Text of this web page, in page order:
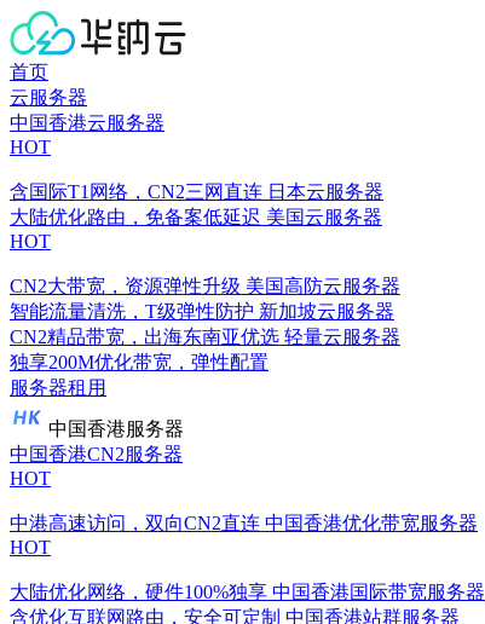
首页
云服务器
中国香港云服务器
HOT
含国际T1网络，CN2三网直连 日本云服务器
大陆优化路由，免备案低延迟 美国云服务器
HOT
CN2大带宽，资源弹性升级 美国高防云服务器
智能流量清洗，T级弹性防护 新加坡云服务器
CN2精品带宽，出海东南亚优选 轻量云服务器
独享200M优化带宽，弹性配置
服务器租用
中国香港服务器
中国香港CN2服务器
HOT
中港高速访问，双向CN2直连 中国香港优化带宽服务器
HOT
大陆优化网络，硬件100%独享 中国香港国际带宽服务器
含优化互联网路由，安全可定制 中国香港站群服务器